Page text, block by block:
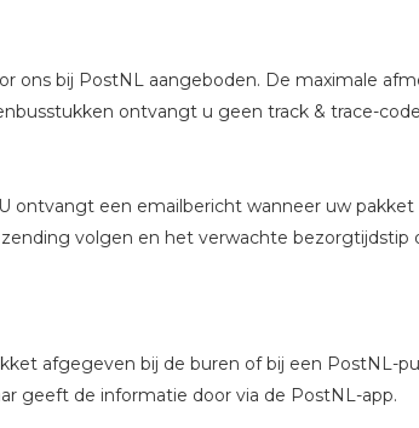
ons bij PostNL aangeboden. De maximale
ontvangt u geen track & trace-
ontvangt een emailbericht wanneer uw pakket
volgen en het verwachte bezorgtijdstip
afgegeven bij de buren of bij een PostNL-
geeft de informatie door via de PostNL-app.